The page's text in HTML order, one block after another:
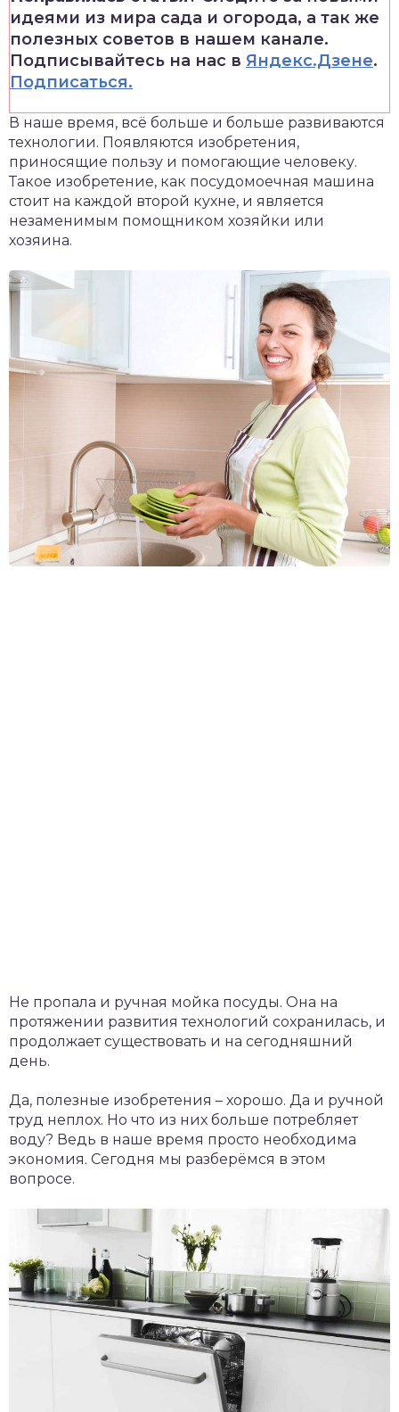
идеями из мира сада и огорода, а так же
полезных советов в нашем канале.
Подписывайтесь на нас в Яндекс.Дзене.
Подписаться.
В наше время, всё больше и больше развиваются
технологии. Появляются изобретения,
приносящие пользу и помогающие человеку.
Такое изобретение, как посудомоечная машина
стоит на каждой второй кухне, и является
незаменимым помощником хозяйки или
хозяина.
Не пропала и ручная мойка посуды. Она на
протяжении развития технологий сохранилась, и
продолжает существовать и на сегодняшний
день.
Да, полезные изобретения – хорошо. Да и ручной
труд неплох. Но что из них больше потребляет
воду? Ведь в наше время просто необходима
экономия. Сегодня мы разберёмся в этом
вопросе.